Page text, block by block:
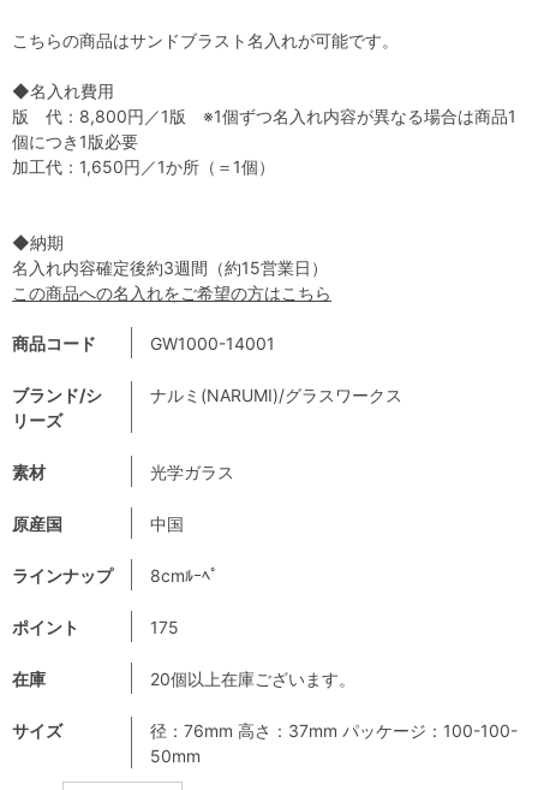
商品コード GW1000-14001
ブランド/シ
リーズ
ナルミ(NARUMI)/グラスワークス
素材 光学ガラス
原産国 中国
ラインナップ 8cmﾙｰﾍﾟ
ポイント 175
在庫 20個以上在庫ございます。
サイズ
径：76mm 高さ：37mm パッケージ：100-100-
50mm
こちらの商品はサンドブラスト名入れが可能です。
◆名入れ費用
版 代：8,800円／1版 ※1個ずつ名入れ内容が異なる場合は商品1
個につき1版必要
加工代：1,650円／1か所（＝1個）
◆納期
名入れ内容確定後約3週間（約15営業日）
この商品への名入れをご希望の方はこちら